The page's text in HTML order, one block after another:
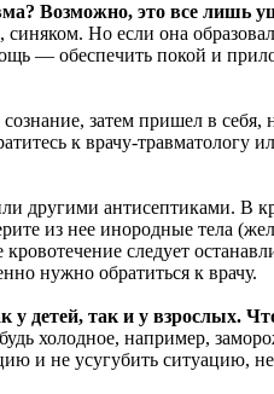
Возможно, это все лишь
Но если она
— обеспечить покой и
затем пришел в
к врачу-травматологу
другими антисептиками.
из нее инородные тела
следует
нужно обратиться к врачу.
у детей, так и у взрослых.
холодное, например,
и не усугубить ситуацию,